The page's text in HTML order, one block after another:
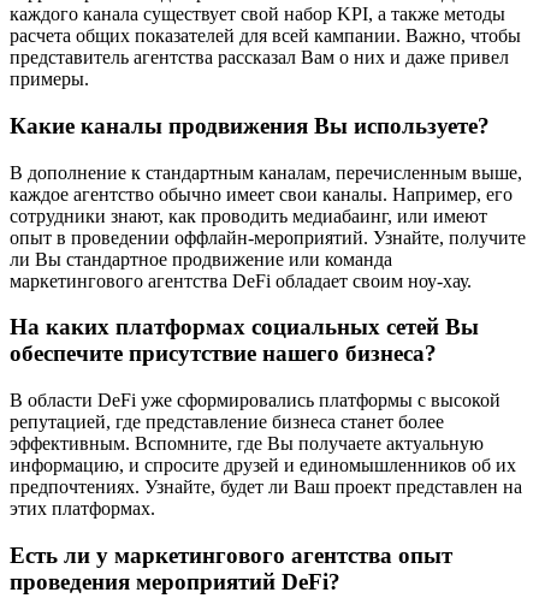
каждого канала существует свой набор KPI, а также методы
расчета общих показателей для всей кампании. Важно, чтобы
представитель агентства рассказал Вам о них и даже привел
примеры.
Какие каналы продвижения Вы используете?
В дополнение к стандартным каналам, перечисленным выше,
каждое агентство обычно имеет свои каналы. Например, его
сотрудники знают, как проводить медиабаинг, или имеют
опыт в проведении оффлайн-мероприятий. Узнайте, получите
ли Вы стандартное продвижение или команда
маркетингового агентства DeFi обладает своим ноу-хау.
На каких платформах социальных сетей Вы
обеспечите присутствие нашего бизнеса?
В области DeFi уже сформировались платформы с высокой
репутацией, где представление бизнеса станет более
эффективным. Вспомните, где Вы получаете актуальную
информацию, и спросите друзей и единомышленников об их
предпочтениях. Узнайте, будет ли Ваш проект представлен на
этих платформах.
Есть ли у маркетингового агентства опыт
проведения мероприятий DeFi?